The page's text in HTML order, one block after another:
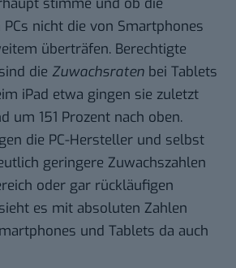
nicht die von Smartphones
überträfen. Berechtigte
die Zuwachsraten bei Tablets
iPad etwa gingen sie zuletzt
um 151 Prozent nach oben.
die PC-Hersteller und selbst
geringere Zuwachszahlen
oder gar rückläufigen
es mit absoluten Zahlen
und Tablets da auch